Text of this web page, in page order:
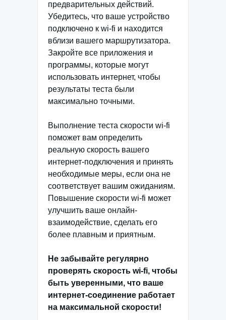
предварительных действий.
Убедитесь, что ваше устройство
подключено к wi-fi и находится
вблизи вашего маршрутизатора.
Закройте все приложения и
программы, которые могут
использовать интернет, чтобы
результаты теста были
максимально точными.
Выполнение теста скорости wi-fi
поможет вам определить
реальную скорость вашего
интернет-подключения и принять
необходимые меры, если она не
соответствует вашим ожиданиям.
Повышение скорости wi-fi может
улучшить ваше онлайн-
взаимодействие, сделать его
более плавным и приятным.
Не забывайте регулярно
проверять скорость wi-fi, чтобы
быть уверенными, что ваше
интернет-соединение работает
на максимальной скорости!